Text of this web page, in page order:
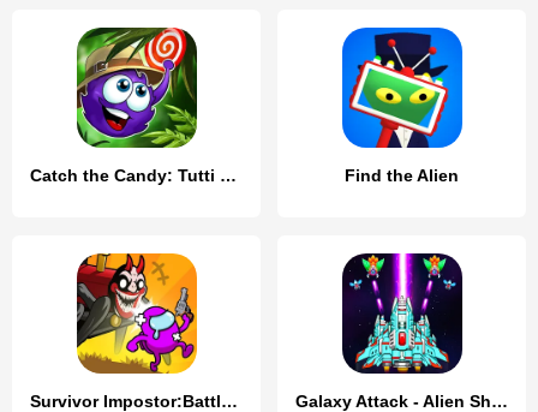
Catch the Candy: Tutti Frutti! Find the Alien
Survivor Impostor:BattleRoyale Galaxy Attack - Alien Shooter